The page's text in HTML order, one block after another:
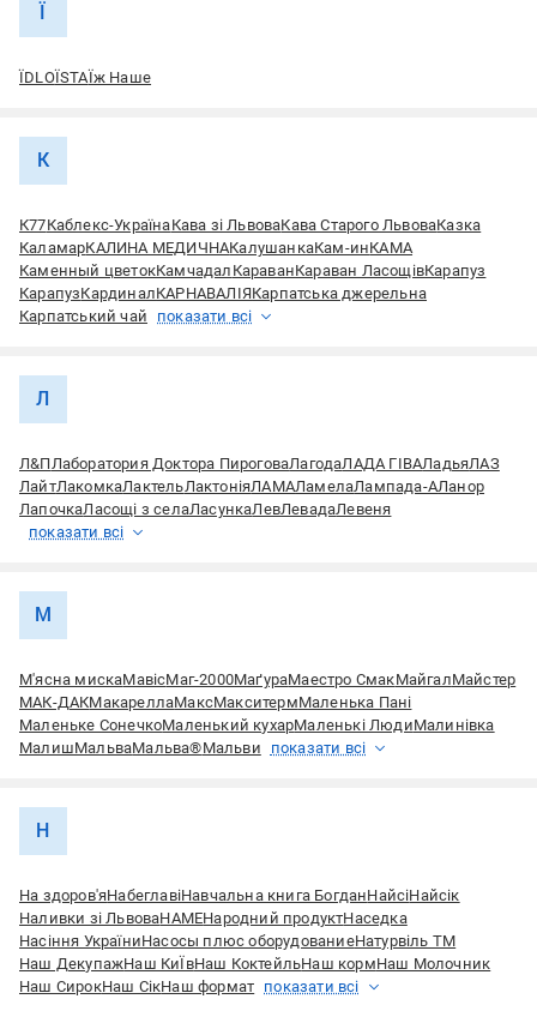
Ї
ЇDLOЇSTAЇж Наше
К
К77Каблекс-УкраїнаКава зі ЛьвоваКава Старого ЛьвоваКазка
КаламарКАЛИНА МЕДИЧНАКалушанкаКам-инКАМА
Каменный цветокКамчадал КараванКараван ЛасощівКарапуз
КарапузКардиналКАРНАВАЛІЯКарпатська джерельна
Карпатський чай
показати всі
Л
Л&ПЛаборатория Доктора ПироговаЛагодаЛАДА ГІВАЛадьяЛАЗ
ЛайтЛакомкаЛактельЛактоніяЛАМАЛамелаЛампада-АЛанор
ЛапочкаЛасощі з селаЛасункаЛевЛевадаЛевеня
показати всі
М
М'ясна мискаМавісМаг-2000МаґураМаестро СмакМайгалМайстер
МАК-ДАКМакареллаМаксМакситермМаленька Пані
Маленьке СонечкоМаленький кухарМаленькі ЛюдиМалинівка
МалишМальваМальва®Мальви показати всі
Н
На здоров'яНабеглавіНавчальна книга БогданНайсіНайсік
Наливки зі ЛьвоваНАМЕНародний продуктНаседка
Насіння УкраїниНасосы плюс оборудованиеНатурвіль ТМ
Наш ДекупажНаш КиЇвНаш КоктейльНаш кормНаш Молочник
Наш СирокНаш СікНаш формат показати всі